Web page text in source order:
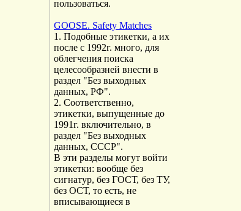
пользоваться.
GOOSE. Safety Matches
1. Подобные этикетки, а их
после с 1992г. много, для
облегчения поиска
целесообразней внести в
раздел "Без выходных
данных, РФ".
2. Соответственно,
этикетки, выпущенные до
1991г. включительно, в
раздел "Без выходных
данных, СССР".
В эти разделы могут войти
этикетки: вообще без
сигнатур, без ГОСТ, без ТУ,
без ОСТ, то есть, не
вписывающиеся в